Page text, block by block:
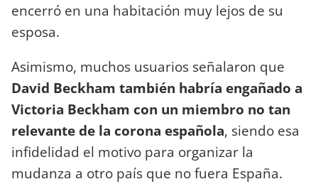
encerró en una habitación muy lejos de su
esposa.
Asimismo, muchos usuarios señalaron que
David Beckham también habría engañado a
Victoria Beckham con un miembro no tan
relevante de la corona española, siendo esa
infidelidad el motivo para organizar la
mudanza a otro país que no fuera España.